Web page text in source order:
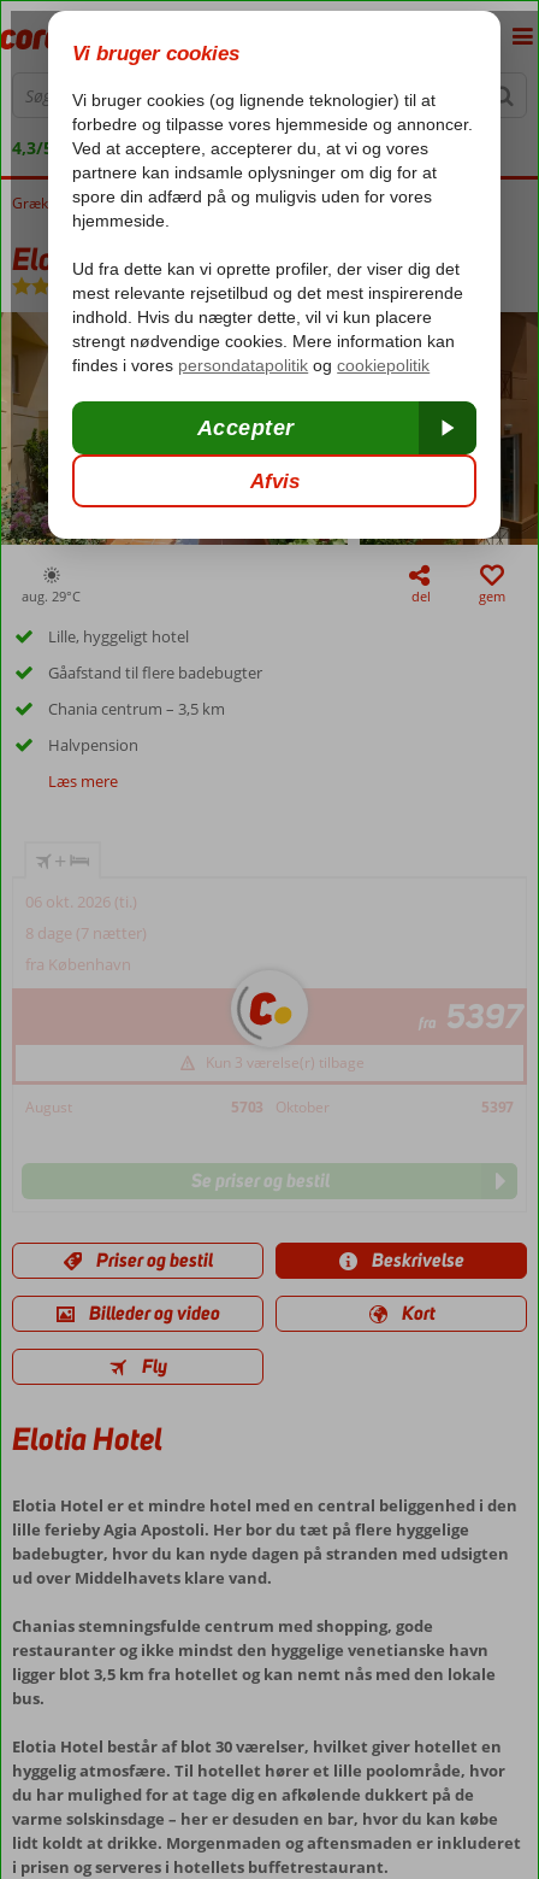
4,3/5 på Trustpilot
Forside
Grækenland Kreta new destination Elotia Hotel
Elotia Hotel
Halvpension-Hotel
aug. 29°C del gem
Lille, hyggeligt hotel
Gåafstand til flere badebugter
Chania centrum – 3,5 km
Halvpension
Læs mere
+
06 okt. 2026 (ti.)
8 dage (7 nætter)
fra København
fra 5397
Kun 3 værelse(r) tilbage
August 5703 Oktober 5397
Se priser og bestil
Priser og bestil Beskrivelse
Billeder og video Kort
Fly
Elotia Hotel
Elotia Hotel er et mindre hotel med en central beliggenhed i den
lille ferieby Agia Apostoli. Her bor du tæt på flere hyggelige
badebugter, hvor du kan nyde dagen på stranden med udsigten
ud over Middelhavets klare vand.
Chanias stemningsfulde centrum med shopping, gode
restauranter og ikke mindst den hyggelige venetianske havn
ligger blot 3,5 km fra hotellet og kan nemt nås med den lokale
bus.
Elotia Hotel består af blot 30 værelser, hvilket giver hotellet en
hyggelig atmosfære. Til hotellet hører et lille poolområde, hvor
du har mulighed for at tage dig en afkølende dukkert på de
varme solskinsdage – her er desuden en bar, hvor du kan købe
lidt koldt at drikke. Morgenmaden og aftensmaden er inkluderet
i prisen og serveres i hotellets buffetrestaurant.